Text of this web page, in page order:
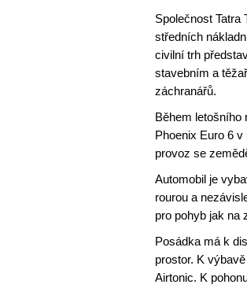
Společnost
středních
civilní trh
stavebním a
záchranářů.
Během letošního
Phoenix Euro 6
provoz se
Automobil je
rourou a
pro pohyb jak na
Posádka má k
prostor. K
Airtonic. K